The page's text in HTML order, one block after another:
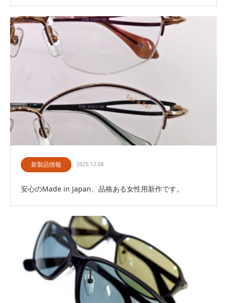
新製品情報 2025.12.08
安心のMade in Japan、品格ある女性用新作です。